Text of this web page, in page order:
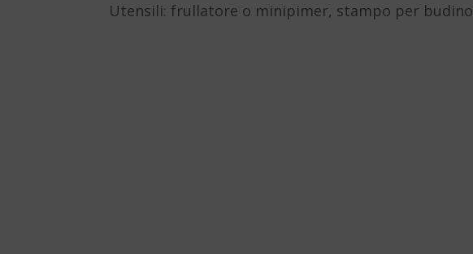
Utensili: frullatore o minipimer, stampo per budino